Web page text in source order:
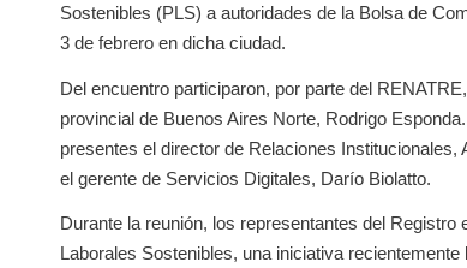
Sostenibles (PLS) a autoridades de la Bolsa de
3 de febrero en dicha ciudad.
Del encuentro participaron, por parte del
provincial de Buenos Aires Norte, Rodrigo
presentes el director de Relaciones
el gerente de Servicios Digitales, Darío Biolatto.
Durante la reunión, los representantes del
Laborales Sostenibles, una iniciativa